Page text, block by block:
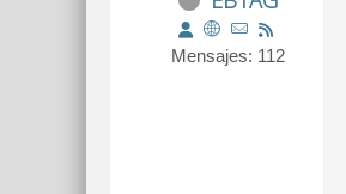
Mensajes: 112